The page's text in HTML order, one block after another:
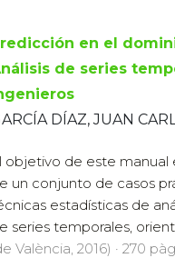
en el
de series
DÍAZ, JUAN
objetivo de este manual
un conjunto de casos
estadísticas de
series temporales,
2016) · 270